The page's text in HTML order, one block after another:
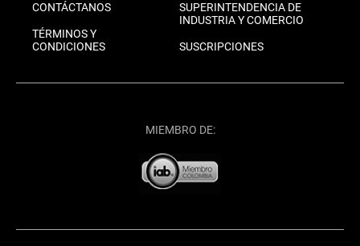
CONTÁCTANOS
TÉRMINOS Y
CONDICIONES
SUPERINTENDENCIA DE
INDUSTRIA Y COMERCIO
SUSCRIPCIONES
MIEMBRO DE: